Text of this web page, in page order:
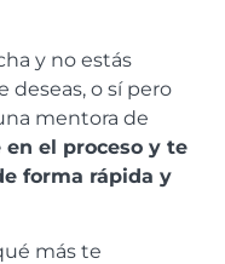
y no estás
o sí pero
mentora de
el proceso y te
forma rápida y
más te